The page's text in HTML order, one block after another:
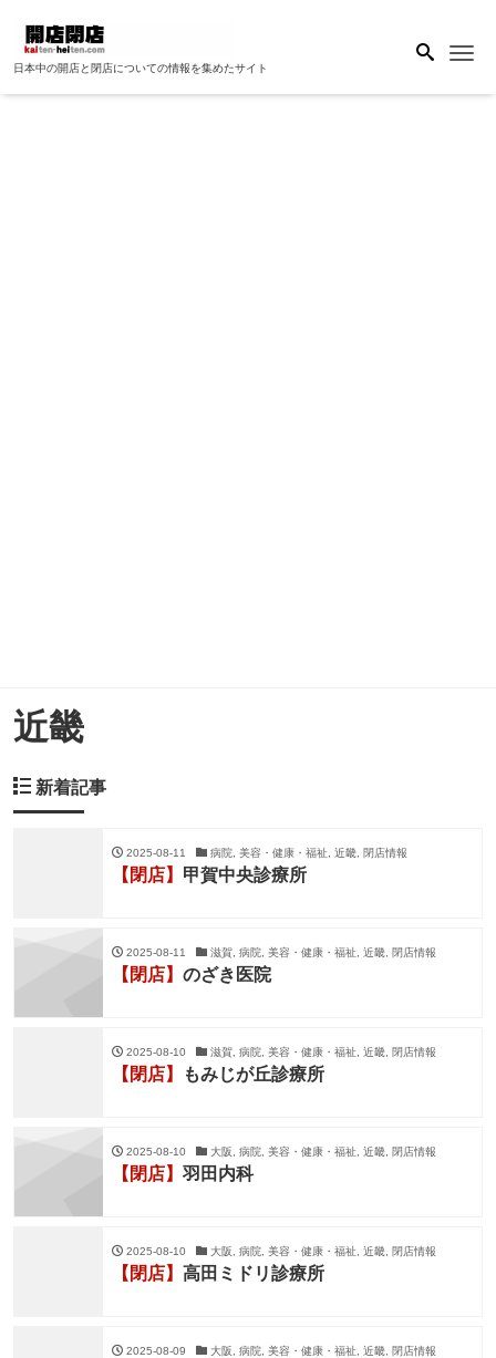
日本中の開店と閉店についての情報を集めたサイト
近畿
新着記事
2025-08-11 病院, 美容・健康・福祉, 近畿, 閉店情報
【閉店】 甲賀中央診療所
2025-08-11 滋賀, 病院, 美容・健康・福祉, 近畿, 閉店情報
【閉店】 のざき医院
2025-08-10 滋賀, 病院, 美容・健康・福祉, 近畿, 閉店情報
【閉店】 もみじが丘診療所
2025-08-10 大阪, 病院, 美容・健康・福祉, 近畿, 閉店情報
【閉店】 羽田内科
2025-08-10 大阪, 病院, 美容・健康・福祉, 近畿, 閉店情報
【閉店】 高田ミドリ診療所
2025-08-09 大阪, 病院, 美容・健康・福祉, 近畿, 閉店情報